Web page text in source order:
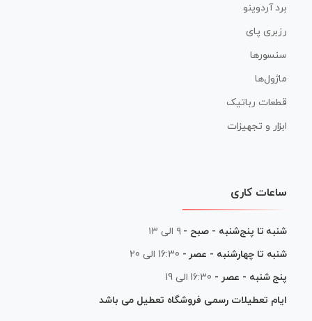
برد آردوینو
رزبری پای
سنسورها
ماژول‌ها
قطعات رباتیک
ابزار و تجهیزات
ساعات کاری
شنبه تا پنج‌شنبه - صبح - ۹ الی ۱۳
شنبه تا چهارشنبه - عصر - 16:30 الی 20
پنج شنبه - عصر - 16:30 الی 19
ایام تعطیلات رسمی فروشگاه تعطیل می باشد